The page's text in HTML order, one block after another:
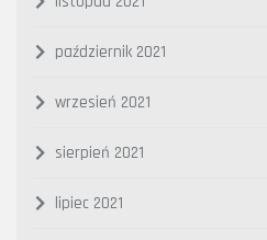
październik 2021
wrzesień 2021
sierpień 2021
lipiec 2021